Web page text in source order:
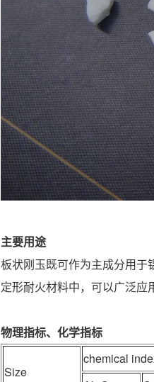
主要用途
板状刚玉既可作为主成分用于
定形耐火材料中，可以广泛
物理指标、化学指标
Size
chemical